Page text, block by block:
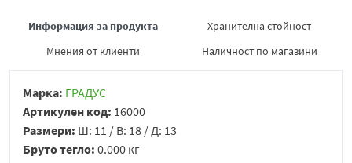
Информация за продукта
Хранителна стойност
Мнения от клиенти
Наличност по магазини
Марка: ГРАДУС
Артикулен код: 16000
Размери: Ш: 11 / В: 18 / Д: 13
Бруто тегло: 0.000 кг